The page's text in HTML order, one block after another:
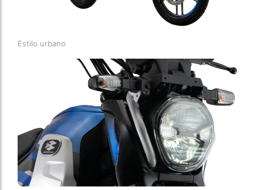
Estilo urbano